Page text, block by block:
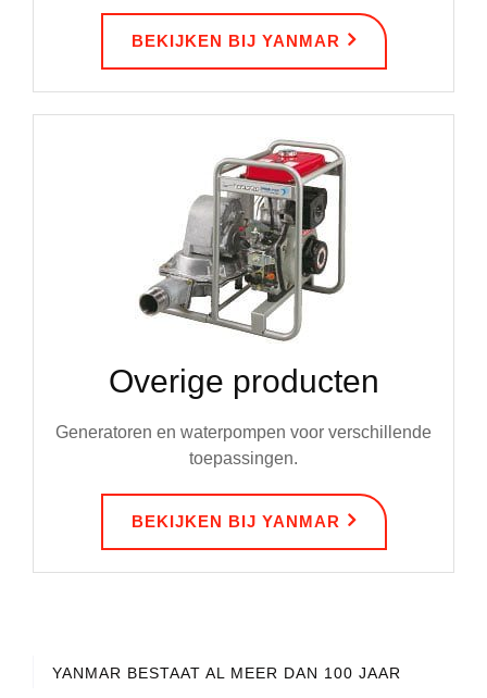
BEKIJKEN BIJ YANMAR
Overige producten
Generatoren en waterpompen voor verschillende
toepassingen.
BEKIJKEN BIJ YANMAR
YANMAR BESTAAT AL MEER DAN 100 JAAR